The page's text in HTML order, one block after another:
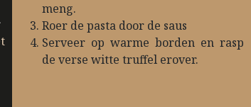
meng.
Roer de pasta door de saus
Serveer op warme borden en rasp
de verse witte truffel erover.